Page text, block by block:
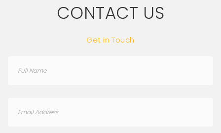
CONTACT US
Get in Touch